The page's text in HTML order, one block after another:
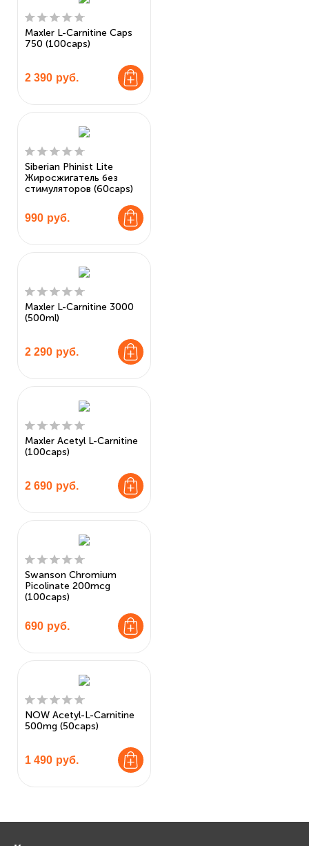
Maxler L-Carnitine Caps
750 (100caps)
2 390 руб.
Siberian Phinist Lite
Жиросжигатель без
стимуляторов (60caps)
990 руб.
Maxler L-Carnitine 3000
(500ml)
2 290 руб.
Maxler Acetyl L-Carnitine
(100caps)
2 690 руб.
Swanson Chromium
Picolinate 200mcg
(100caps)
690 руб.
NOW Acetyl-L-Carnitine
500mg (50caps)
1 490 руб.